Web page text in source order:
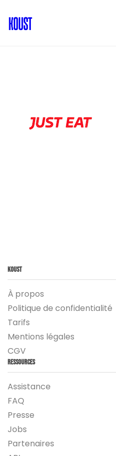
Koust
À propos
Politique de confidentialité
Tarifs
Mentions légales
CGV
Ressources
Assistance
FAQ
Presse
Jobs
Partenaires